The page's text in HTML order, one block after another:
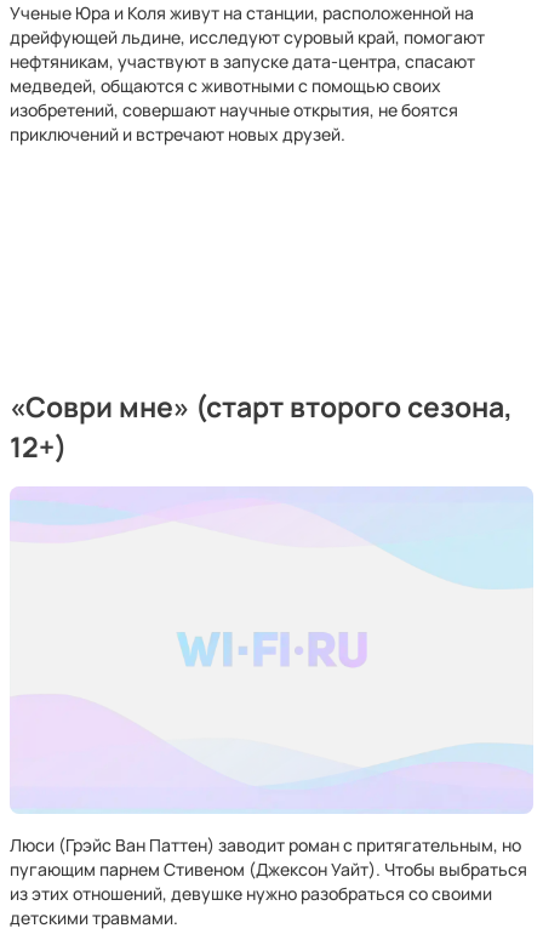
Ученые Юра и Коля живут на станции, расположенной на
дрейфующей льдине, исследуют суровый край, помогают
нефтяникам, участвуют в запуске дата-центра, спасают
медведей, общаются с животными с помощью своих
изобретений, совершают научные открытия, не боятся
приключений и встречают новых друзей.
«Соври мне» (старт второго сезона,
12+)
Люси (Грэйс Ван Паттен) заводит роман с притягательным, но
пугающим парнем Стивеном (Джексон Уайт). Чтобы выбраться
из этих отношений, девушке нужно разобраться со своими
детскими травмами.